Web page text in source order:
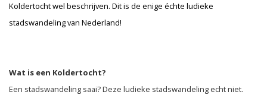
Koldertocht wel beschrijven. Dit is de enige échte ludieke
stadswandeling van Nederland!
Wat is een Koldertocht?
Een stadswandeling saai? Deze ludieke stadswandeling echt niet.